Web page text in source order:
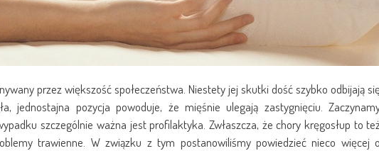
przez większość społeczeństwa. Niestety jej skutki dość szybko odbijają
jednostajna pozycja powoduje, że mięśnie ulegają zastygnięciu.
szczególnie ważna jest profilaktyka. Zwłaszcza, że chory kręgosłup to
trawienne. W związku z tym postanowiliśmy powiedzieć nieco więcej